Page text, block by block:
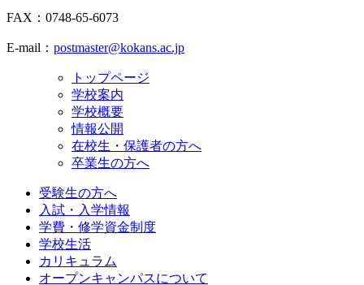
FAX：0748-65-6073
E-mail： postmaster@kokans.ac.jp
トップページ
学校案内
学校概要
情報公開
在校生・保護者の方へ
卒業生の方へ
受験生の方へ
入試・入学情報
学費・修学資金制度
学校生活
カリキュラム
オープンキャンパスについて